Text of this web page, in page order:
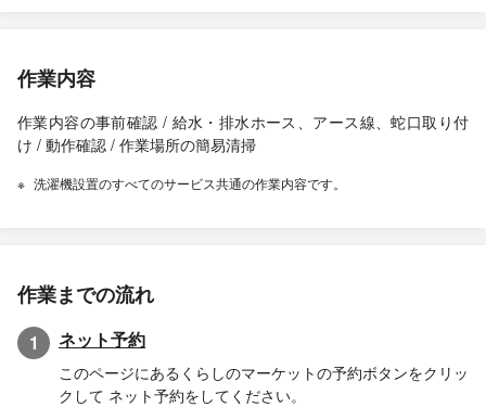
作業内容
作業内容の事前確認 / 給水・排水ホース、アース線、蛇口取り付
け / 動作確認 / 作業場所の簡易清掃
洗濯機設置のすべてのサービス共通の作業内容です。
作業までの流れ
1 ネット予約
このページにあるくらしのマーケットの予約ボタンをクリッ
クして ネット予約をしてください。